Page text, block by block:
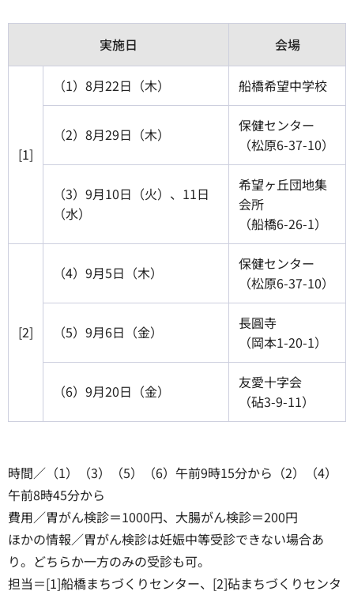
実施日 会場
[1]
（1）8月22日（木） 船橋希望中学校
（2）8月29日（木）
保健センター
（松原6-37-10）
（3）9月10日（火）、11日
（水）
希望ヶ丘団地集
会所
（船橋6-26-1）
[2]
（4）9月5日（木）
保健センター
（松原6-37-10）
（5）9月6日（金）
長圓寺
（岡本1-20-1）
（6）9月20日（金）
友愛十字会
（砧3-9-11）
時間／（1）（3）（5）（6）午前9時15分から（2）（4）
午前8時45分から
費用／胃がん検診＝1000円、大腸がん検診＝200円
ほかの情報／胃がん検診は妊娠中等受診できない場合あ
り。どちらか一方のみの受診も可。
担当＝[1]船橋まちづくりセンター、[2]砧まちづくりセンタ